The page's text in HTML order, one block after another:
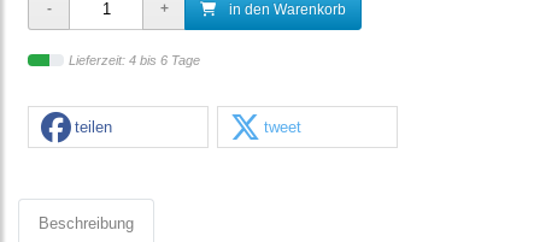
in den Warenkorb
Lieferzeit: 4 bis 6 Tage
teilen tweet
Beschreibung